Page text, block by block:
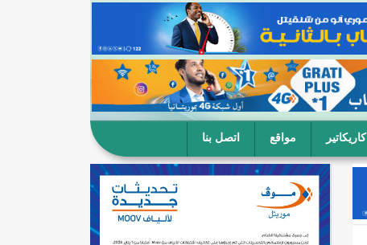
كاريكاتير مواقع اتصل بنا